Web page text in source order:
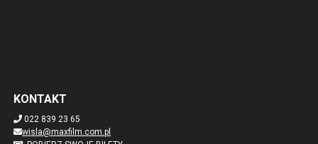
KONTAKT
022 839 23 65
wisla@maxfilm.com.pl